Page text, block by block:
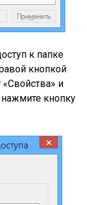
к папке
кнопкой
и
нажмите кнопку